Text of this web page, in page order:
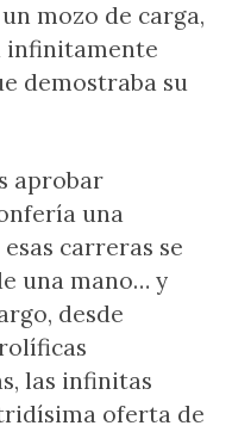
mozo de carga,
infinitamente
demostraba su
aprobar
una
carreras se
una mano… y
desde
las infinitas
oferta de